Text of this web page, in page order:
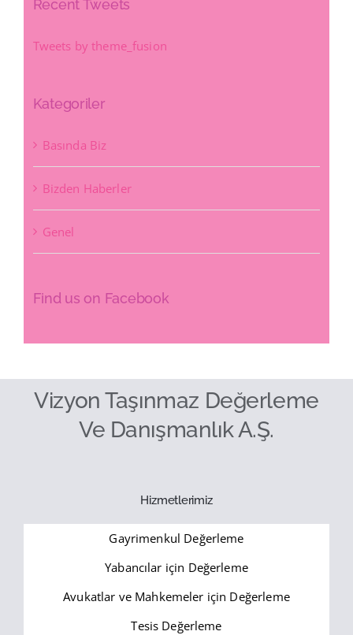
Recent Tweets
Tweets by theme_fusion
Kategoriler
Basında Biz
Bizden Haberler
Genel
Find us on Facebook
Vizyon Taşınmaz Değerleme
Ve Danışmanlık A.Ş.
Hizmetlerimiz
Gayrimenkul Değerleme
Yabancılar için Değerleme
Avukatlar ve Mahkemeler için Değerleme
Tesis Değerleme